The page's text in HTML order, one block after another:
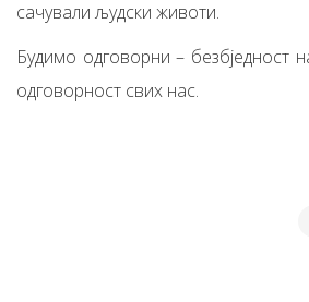
сачували људски животи.
Будимо одговорни – безбједност
одговорност свих нас.